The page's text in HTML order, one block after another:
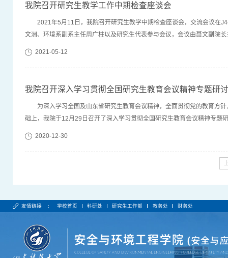
我院召开研究生教学工作中期检查座谈会
2021年5月11日，我院召开研究生教学中期检查座谈会，交流会议在
文洲、环境系副系主任周广柱以及研究生代表参与会议，会议由聂文副院
2021-05-12
我院召开深入学习贯彻全国研究生教育会议精神专题研
为深入学习全国及山东省研究生教育会议精神，全面贯彻党的教育方
础上，我院于12月29日召开了深入学习贯彻全国研究生教育会议精神专题
2020-12-30
友情链接 : 学校首页 科研处 研究生工作部 教务处 财务处